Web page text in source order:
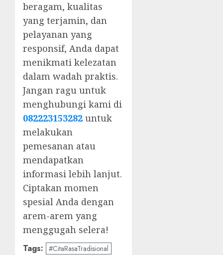
beragam, kualitas
yang terjamin, dan
pelayanan yang
responsif, Anda dapat
menikmati kelezatan
dalam wadah praktis.
Jangan ragu untuk
menghubungi kami di
082223153282 untuk
melakukan
pemesanan atau
mendapatkan
informasi lebih lanjut.
Ciptakan momen
spesial Anda dengan
arem-arem yang
menggugah selera!
Tags: #CitaRasaTradisional